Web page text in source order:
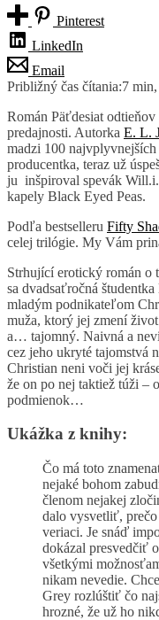
Pinterest
LinkedIn
Email
Približný čas čítania:7
Román Päťdesiat
predajnosti. Autorka E. L.
madzi 100
producentka, teraz už
ju inšpiroval spevák
kapely Black Eyed Peas.
Podľa bestselleru Fifty
celej trilógie. My Vám
Strhující erotický román
sa dvadsaťročná
mladým podnikateľom
muža, ktorý jej zmení
a… tajomný. Naivná a
cez jeho ukryté tajomstvá
Christian neni voči jej
že on po nej taktiež túži –
podmienok…
Ukážka z knihy:
Čo má toto
nejaké bohom
členom nejakej
dalo vysvetliť,
veriaci. Je snáď
dokázal presvedčiť
všetkými
nikam nevedie.
Grey rozlúštiť čo
hrozné, že už ho